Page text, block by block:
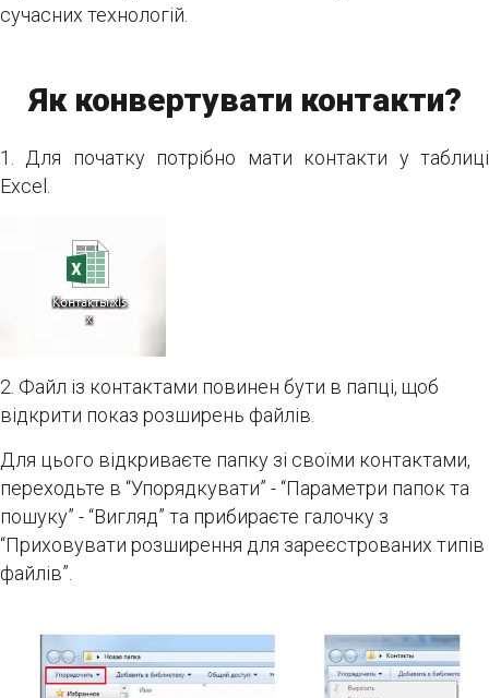
сучасних технологій.
Як конвертувати контакти?
1. Для початку потрібно мати контакти у таблиці
Excel.
2. Файл із контактами повинен бути в папці, щоб
відкрити показ розширень файлів.
Для цього відкриваєте папку зі своїми контактами,
переходьте в “Упорядкувати” - “Параметри папок та
пошуку” - “Вигляд” та прибираєте галочку з
“Приховувати розширення для зареєстрованих типів
файлів”.